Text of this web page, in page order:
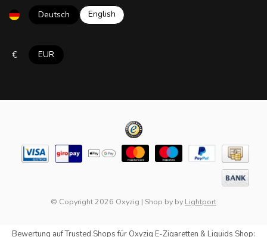
Deutsch English
€ EUR
© Copyright 2026 Oxyzig | Shop by by Lightport
Bewertung aufTrusted Shopsfür Oxyzig E-Zigaretten & Liquids Shop: